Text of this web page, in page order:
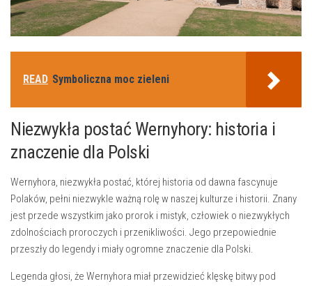
READ Symboliczna moc zieleni
Niezwykła‍ postać Wernyhory: historia i
‌znaczenie⁢ dla Polski
Wernyhora, niezwykła postać, której historia od dawna fascynuje​
Polaków, pełni ‌niezwykle ważną rolę w‌ naszej kulturze i historii. ⁣Znany
jest przede‍ wszystkim⁣ jako prorok i ‌mistyk, człowiek ⁢o niezwykłych
zdolnościach proroczych i ⁤przenikliwości. ​Jego przepowiednie
⁣przeszły do legendy i miały ogromne znaczenie dla Polski.
Legenda głosi, że Wernyhora miał ‌przewidzieć klęskę bitwy pod